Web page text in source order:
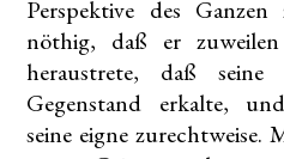
Perspektive des
nöthig, daß er
heraustrete, daß
Gegenstand erkalte,
seine eigne zurechtweise.